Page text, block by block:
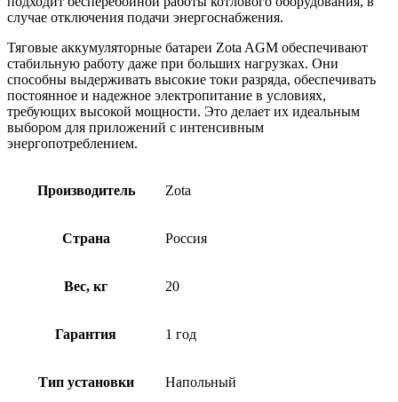
случае отключения подачи энергоснабжения.
Тяговые аккумуляторные батареи Zota AGM обеспечивают
стабильную работу даже при больших нагрузках. Они
способны выдерживать высокие токи разряда, обеспечивать
постоянное и надежное электропитание в условиях,
требующих высокой мощности. Это делает их идеальным
выбором для приложений с интенсивным
энергопотреблением.
Производитель Zota
Страна Россия
Вес, кг 20
Гарантия 1 год
Тип установки Напольный